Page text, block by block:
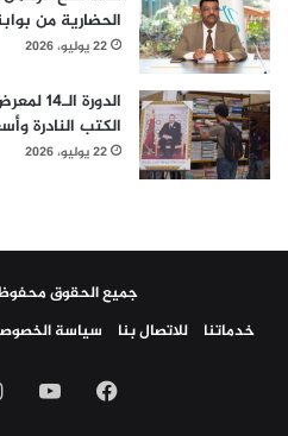
الحضارية من
22 يوليو، 2026
الكتب النادرة
22 يوليو، 2026
جميع الحقوق محفوظة ©
خدماتنا
للاتصال بنا سياسة
فيسبوك